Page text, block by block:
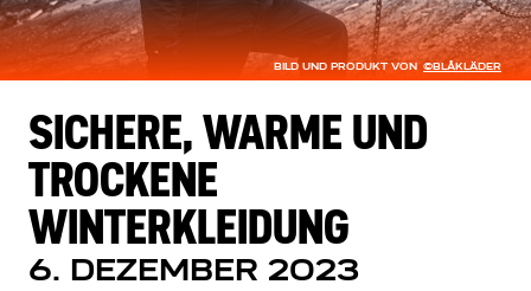
BILD UND PRODUKT VON ©BLÅKLÄDER
SICHERE, WARME UND
TROCKENE
WINTERKLEIDUNG
6. DEZEMBER 2023